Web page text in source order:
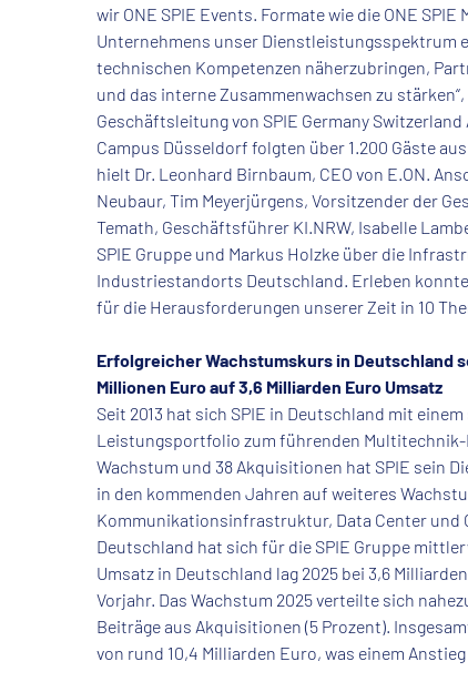
wir ONE SPIE Events. Formate wie die ONE
Unternehmens unser Dienstleistungsspektrum
technischen Kompetenzen näherzubringen,
und das interne Zusammenwachsen zu
Geschäftsleitung von SPIE Germany
Campus Düsseldorf folgten über 1.200 Gäste
hielt Dr. Leonhard Birnbaum, CEO von E.ON.
Neubaur, Tim Meyerjürgens, Vorsitzender der
Temath, Geschäftsführer KI.NRW, Isabelle
SPIE Gruppe und Markus Holzke über die
Industriestandorts Deutschland. Erleben
für die Herausforderungen unserer Zeit in 10
Erfolgreicher Wachstumskurs in Deutschland
Millionen Euro auf 3,6 Milliarden Euro Umsatz
Seit 2013 hat sich SPIE in Deutschland mit
Leistungsportfolio zum führenden
Wachstum und 38 Akquisitionen hat SPIE sein
in den kommenden Jahren auf weiteres
Kommunikationsinfrastruktur, Data Center und
Deutschland hat sich für die SPIE Gruppe
Umsatz in Deutschland lag 2025 bei 3,6
Vorjahr. Das Wachstum 2025 verteilte sich
Beiträge aus Akquisitionen (5 Prozent).
von rund 10,4 Milliarden Euro, was einem